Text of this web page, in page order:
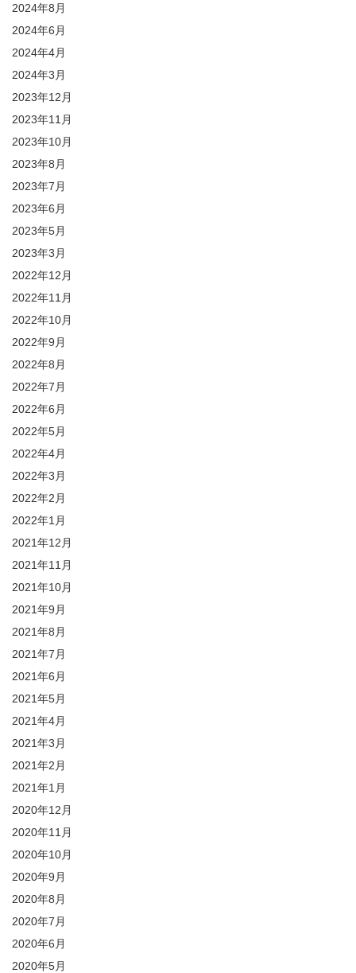
2024年8月
2024年6月
2024年4月
2024年3月
2023年12月
2023年11月
2023年10月
2023年8月
2023年7月
2023年6月
2023年5月
2023年3月
2022年12月
2022年11月
2022年10月
2022年9月
2022年8月
2022年7月
2022年6月
2022年5月
2022年4月
2022年3月
2022年2月
2022年1月
2021年12月
2021年11月
2021年10月
2021年9月
2021年8月
2021年7月
2021年6月
2021年5月
2021年4月
2021年3月
2021年2月
2021年1月
2020年12月
2020年11月
2020年10月
2020年9月
2020年8月
2020年7月
2020年6月
2020年5月